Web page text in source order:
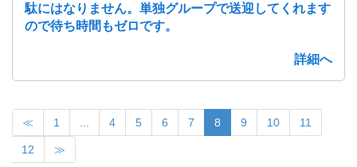
駄にはなりません。単独グループで送迎してくれます
ので待ち時間もゼロです。
詳細へ
≪ 1 4 5 6 7 8 9 10 11
12 ≫